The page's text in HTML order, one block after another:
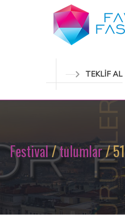
TEKLİF AL
ÜRÜNLER
Festival/tulumlar/ 51